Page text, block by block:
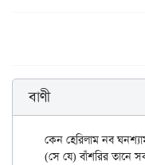
বাণী
কেন হেরিলাম নব ঘনশ্যাম
(সে যে) বাঁশরির তানে